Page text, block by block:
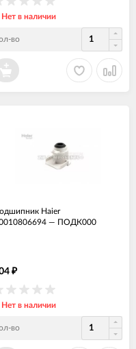
Нет в наличии
во
Haier
— ПОДК000
₽
Нет в наличии
во